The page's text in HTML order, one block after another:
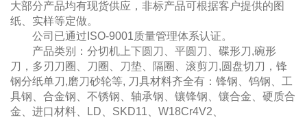
大部分产品均有现货供应，非标产品可根据客户提供的图
纸、实样等定做。
公司已通过ISO-9001质量管理体系认证。
产品类别：分切机上下圆刀、平圆刀、碟形刀,碗形
刀，多刃刀圈、刀圈、刀垫、隔圈、滚剪刀,圆盘切刀，锋
钢分纸单刀,磨刀砂轮等, 刀具材料齐全有：锋钢、钨钢、工
具钢、合金钢、不锈钢、轴承钢、镶锋钢、镶合金、硬质合
金、进口材料、LD、SKD11、W18Cr4V2、